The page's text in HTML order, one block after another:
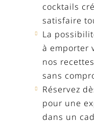
cocktails
satisfaire
La
à emporter
nos
sans
Réservez
pour une
dans un